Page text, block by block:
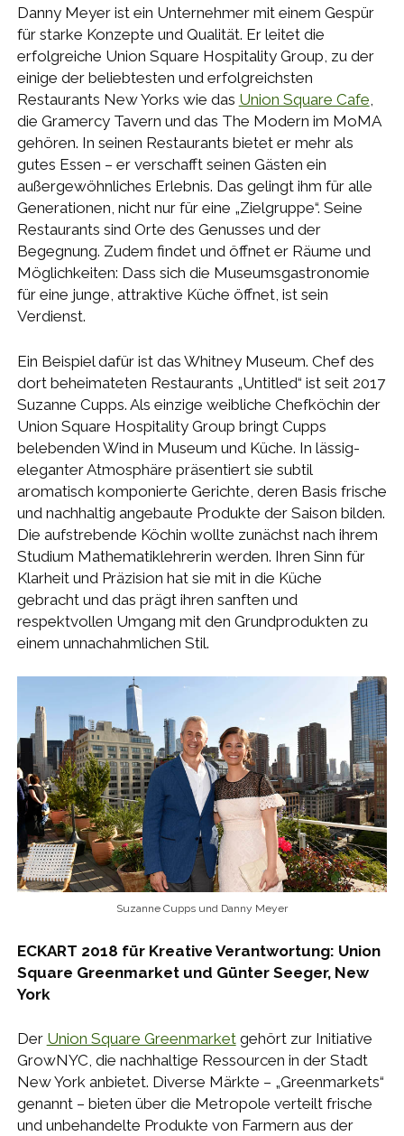
Danny Meyer ist ein Unternehmer mit einem Gespür
für starke Konzepte und Qualität. Er leitet die
erfolgreiche Union Square Hospitality Group, zu der
einige der beliebtesten und erfolgreichsten
Restaurants New Yorks wie das Union Square Cafe,
die Gramercy Tavern und das The Modern im MoMA
gehören. In seinen Restaurants bietet er mehr als
gutes Essen – er verschafft seinen Gästen ein
außergewöhnliches Erlebnis. Das gelingt ihm für alle
Generationen, nicht nur für eine „Zielgruppe“. Seine
Restaurants sind Orte des Genusses und der
Begegnung. Zudem findet und öffnet er Räume und
Möglichkeiten: Dass sich die Museumsgastronomie
für eine junge, attraktive Küche öffnet, ist sein
Verdienst.
Ein Beispiel dafür ist das Whitney Museum. Chef des
dort beheimateten Restaurants „Untitled“ ist seit 2017
Suzanne Cupps. Als einzige weibliche Chefköchin der
Union Square Hospitality Group bringt Cupps
belebenden Wind in Museum und Küche. In lässig-
eleganter Atmosphäre präsentiert sie subtil
aromatisch komponierte Gerichte, deren Basis frische
und nachhaltig angebaute Produkte der Saison bilden.
Die aufstrebende Köchin wollte zunächst nach ihrem
Studium Mathematiklehrerin werden. Ihren Sinn für
Klarheit und Präzision hat sie mit in die Küche
gebracht und das prägt ihren sanften und
respektvollen Umgang mit den Grundprodukten zu
einem unnachahmlichen Stil.
Suzanne Cupps und Danny Meyer
ECKART 2018 für Kreative Verantwortung: Union
Square Greenmarket und Günter Seeger, New
York
Der Union Square Greenmarketgehört zur Initiative
GrowNYC, die nachhaltige Ressourcen in der Stadt
New York anbietet. Diverse Märkte – „Greenmarkets“
genannt – bieten über die Metropole verteilt frische
und unbehandelte Produkte von Farmern aus der